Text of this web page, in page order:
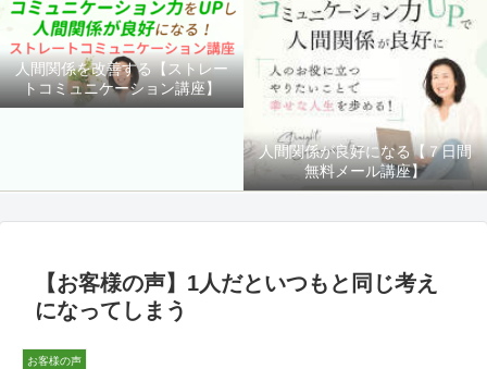
人間関係を改善する【ストレー
トコミュニケーション講座】
人間関係が良好になる【７日間
無料メール講座】
【お客様の声】1人だといつもと同じ考え
になってしまう
お客様の声